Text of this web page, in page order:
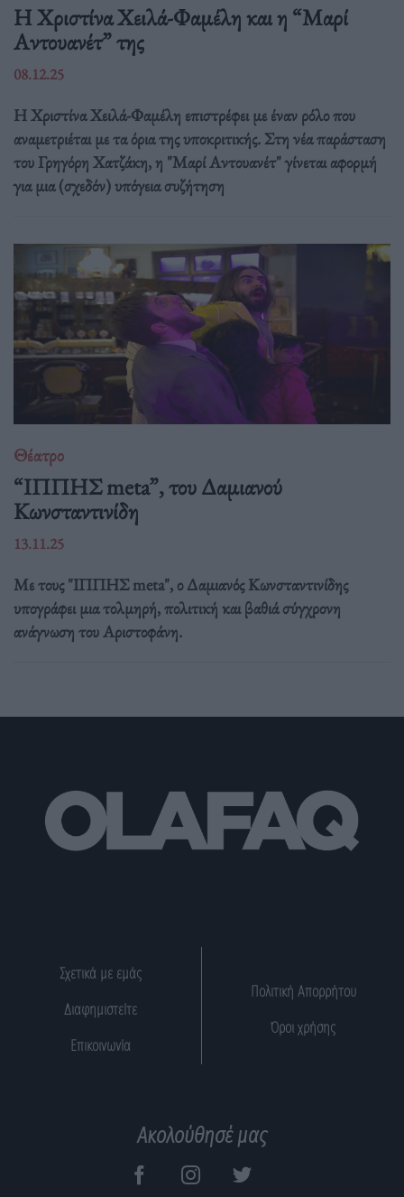
Η Χριστίνα Χειλά-Φαμέλη και η “Μαρί
Αντουανέτ” της
08.12.25
Η Χριστίνα Χειλά-Φαμέλη επιστρέφει με έναν ρόλο που
αναμετριέται με τα όρια της υποκριτικής. Στη νέα παράσταση
του Γρηγόρη Χατζάκη, η "Μαρί Αντουανέτ" γίνεται αφορμή
για μια (σχεδόν) υπόγεια συζήτηση
Θέατρο
“ΙΠΠΗΣ meta”, του Δαμιανού
Κωνσταντινίδη
13.11.25
Με τους "ΙΠΠΗΣ meta", ο Δαμιανός Κωνσταντινίδης
υπογράφει μια τολμηρή, πολιτική και βαθιά σύγχρονη
ανάγνωση του Αριστοφάνη.
Σχετικά με εμάς
Διαφημιστείτε
Επικοινωνία
Πολιτική Απορρήτου
Όροι χρήσης
Ακολούθησέ μας